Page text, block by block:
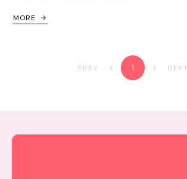
MORE
PREV 1 NEXT